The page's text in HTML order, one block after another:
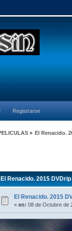
Registrarse
» El Renacido.
Renacido. 2015
El Renacido. 2015
« en: 08 de Octubre de